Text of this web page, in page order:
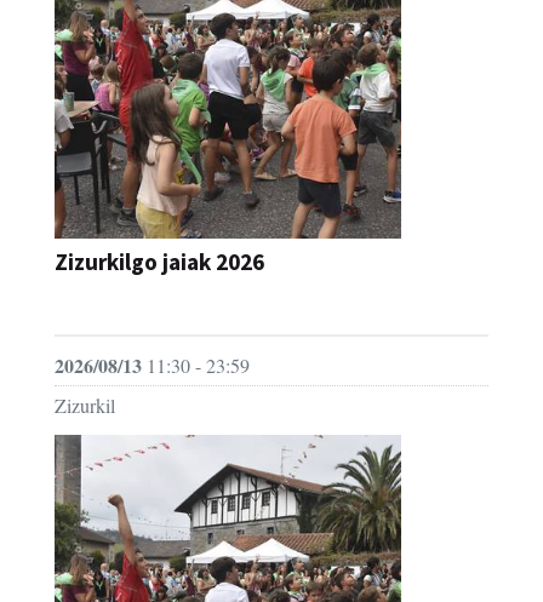
Zizurkilgo jaiak 2026
2026/08/13 11:30 - 23:59
Zizurkil